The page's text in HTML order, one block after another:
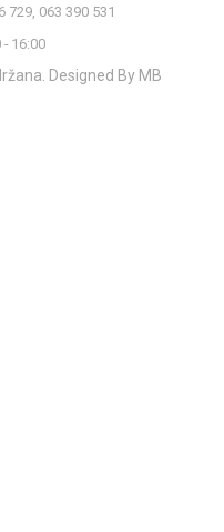
729, 063 390 531
- 16:00
Designed By MB